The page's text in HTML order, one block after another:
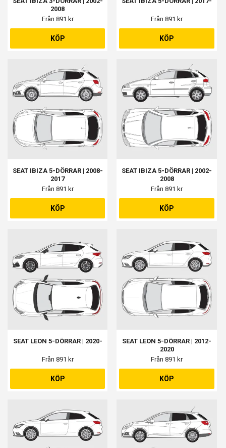
2008
Från 891 kr
KÖP
Från 891 kr
KÖP
SEAT IBIZA 5-DÖRRAR | 2008-
2017
Från 891 kr
KÖP
SEAT IBIZA 5-DÖRRAR | 2002-
2008
Från 891 kr
KÖP
SEAT LEON 5-DÖRRAR | 2020-
Från 891 kr
KÖP
SEAT LEON 5-DÖRRAR | 2012-
2020
Från 891 kr
KÖP